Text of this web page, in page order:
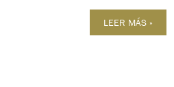
LEER MÁS »